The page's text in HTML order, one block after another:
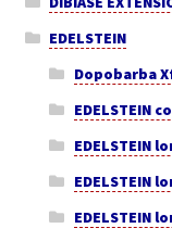
EDELSTEIN
Dopobarba
EDELSTEIN
EDELSTEIN
EDELSTEIN
EDELSTEIN